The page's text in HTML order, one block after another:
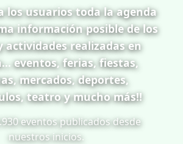
los usuarios toda la agenda
información posible de los
actividades realizadas en
eventos, ferias, fiestas,
mercados, deportes,
teatro y mucho más!!
eventos publicados desde
nuestros inicios.